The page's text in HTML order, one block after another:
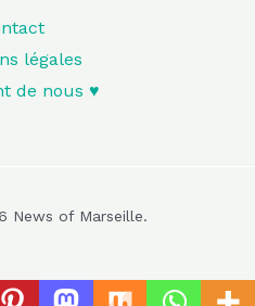
légales
de nous ♥️
News of Marseille.